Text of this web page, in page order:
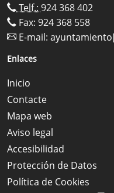
Telf.: 924 368 402
Fax: 924 368 558
E-mail:
Enlaces
Inicio
Contacte
Mapa web
Aviso legal
Accesibilidad
Protección de Datos
Política de Cookies